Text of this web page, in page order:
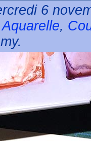
6
Aquarelle,